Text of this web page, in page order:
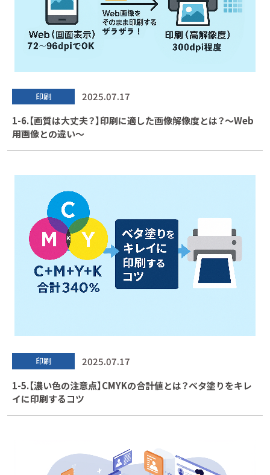
印刷
2025.07.17
1-6.【画質は大丈夫？】印刷に適した画像解像度とは？～Web
用画像との違い～
印刷
2025.07.17
1-5.【濃い色の注意点】CMYKの合計値とは？ベタ塗りをキレ
イに印刷するコツ